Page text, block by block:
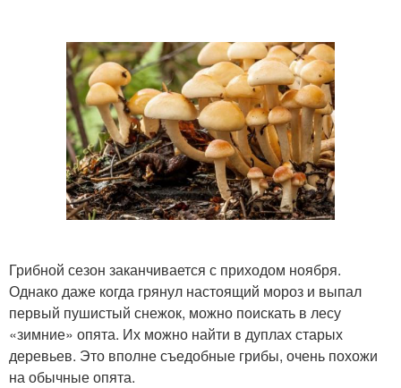
Грибной сезон заканчивается с приходом ноября.
Однако даже когда грянул настоящий мороз и выпал
первый пушистый снежок, можно поискать в лесу
«зимние» опята. Их можно найти в дуплах старых
деревьев. Это вполне съедобные грибы, очень похожи
на обычные опята.